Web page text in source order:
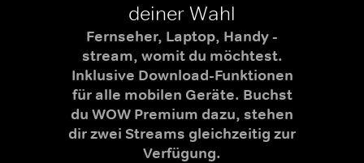
deiner Wahl
Fernseher, Laptop, Handy -
stream, womit du möchtest.
Inklusive Download-Funktionen
für alle mobilen Geräte. Buchst
du WOW Premium dazu, stehen
dir zwei Streams gleichzeitig zur
Verfügung.